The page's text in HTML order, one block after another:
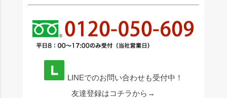
LINEでのお問い合わせも受付中！
友達登録はコチラから→